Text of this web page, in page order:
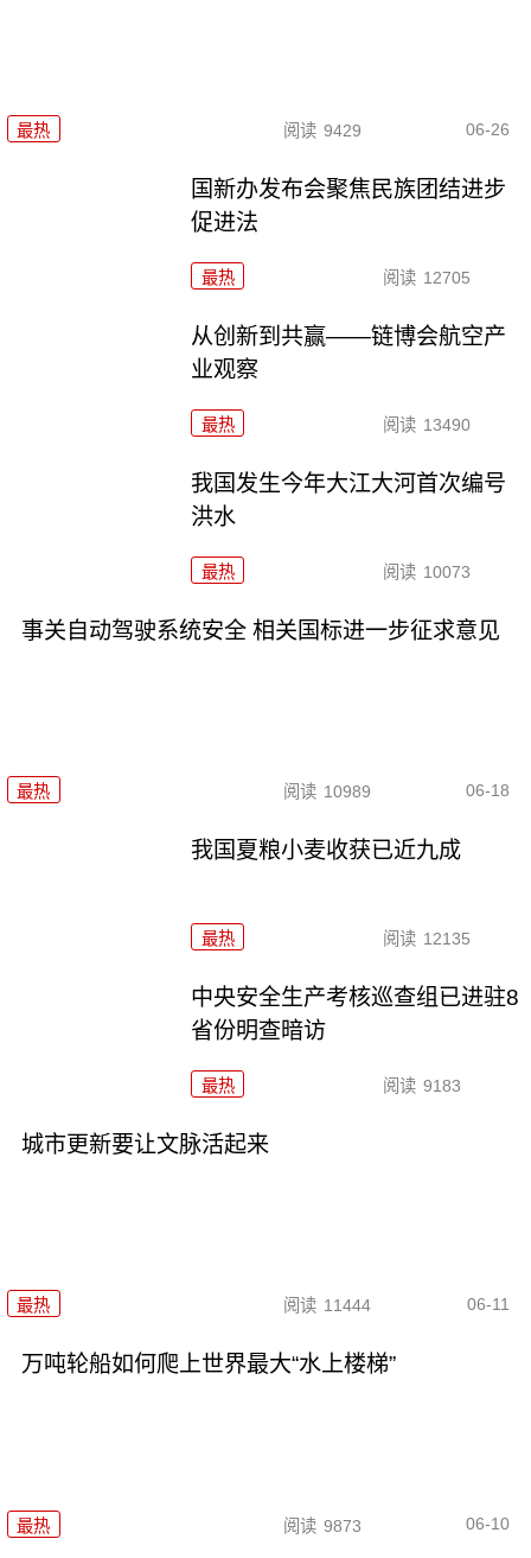
最热 阅读 9429 06-26
国新办发布会聚焦民族团结进步
促进法
最热 阅读 12705
从创新到共赢——链博会航空产
业观察
最热 阅读 13490
我国发生今年大江大河首次编号
洪水
最热 阅读 10073
事关自动驾驶系统安全 相关国标进一步征求意见
最热 阅读 10989 06-18
我国夏粮小麦收获已近九成
最热 阅读 12135
中央安全生产考核巡查组已进驻8
省份明查暗访
最热 阅读 9183
城市更新要让文脉活起来
最热 阅读 11444 06-11
万吨轮船如何爬上世界最大“水上楼梯”
最热 阅读 9873 06-10